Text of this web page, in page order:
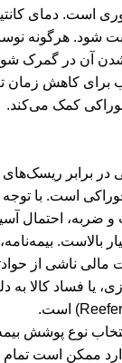
است. دمای
شود. هرگونه
آن در گمرک
کاهش زمان
کمک می‌کند.
در برابر
است. با
و ضربه، احتمال
بالاست.
مالی ناشی از
یا فساد کالا به
نوع پوشش
ممکن است